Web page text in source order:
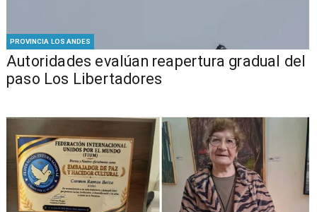
PROVINCIA LOS ANDES
​​Autoridades evalúan reapertura gradual del
paso Los Libertadores